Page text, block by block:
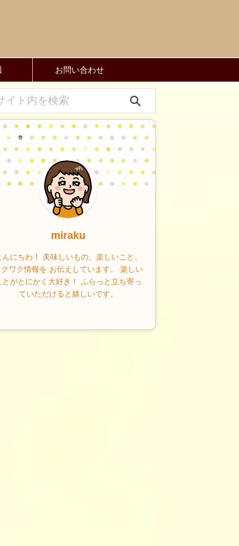
お問い合わせ
miraku
んにちわ！ 美味しいもの、楽しいこと、
クワク情報を お伝えしています。 楽しい
とがとにかく大好き！ ふらっと立ち寄っ
ていただけると嬉しいです。